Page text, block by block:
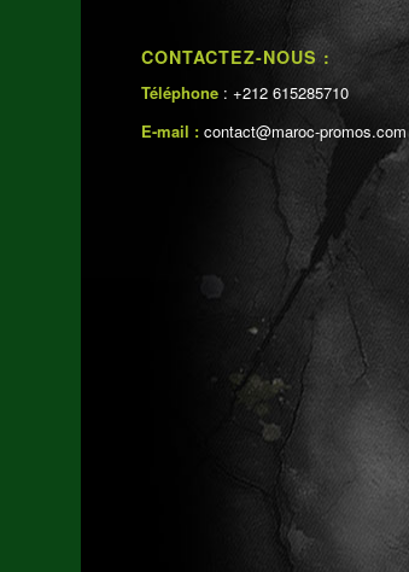
CONTACTEZ-NOUS :
Téléphone : +212 615285710
E-mail : contact@maroc-promos.com